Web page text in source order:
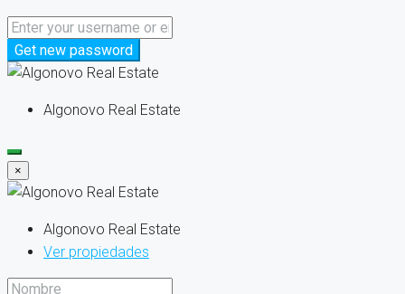
Get new password
Algonovo Real Estate
×
Algonovo Real Estate
Ver propiedades